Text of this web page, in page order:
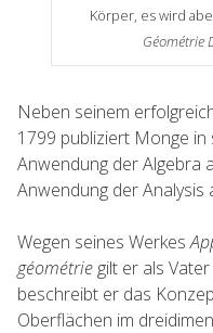
Körper, es wird
Géométrie
Neben seinem
1799 publiziert Monge
Anwendung der Algebra
Anwendung der
Wegen seines Werkes
géométrie gilt er als
beschreibt er das
Oberflächen im